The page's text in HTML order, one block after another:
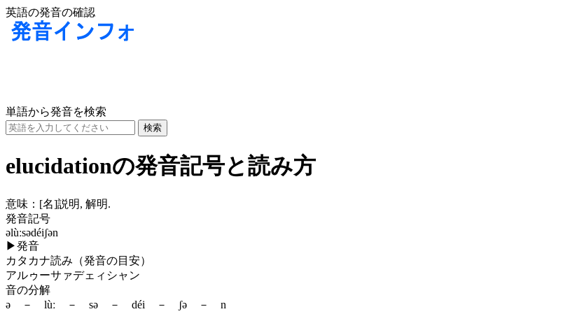
英語の発音の確認
単語から発音を検索
elucidationの発音記号と読み方
意味： [名]説明, 解明.
発音記号
əlùːsədéiʃən
▶発音
カタカナ読み（発音の目安）
アルゥーサァデェィシャン
音の分解
ə － lùː － sə － déi － ʃə － n